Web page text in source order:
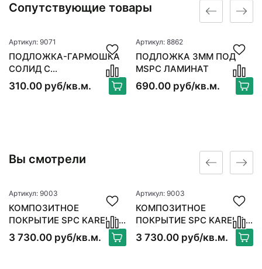
Сопутствующие товары
Артикул: 9071
ПОДЛОЖКА-ГАРМОШКА
СОЛИД С
ПАРОИЗОЛЯЦИЕЙ ANTI
SLIP
310.00 руб/кв.м.
Артикул: 8862
ПОДЛОЖКА 3ММ ПОД
MSPC ЛАМИНАТ
690.00 руб/кв.м.
Вы смотрели
Артикул: 9003
КОМПОЗИТНОЕ
ПОКРЫТИЕ SPC KARELIA
INSTRUMENTAL WOOD
HERRINGBONE
3 730.00 руб/кв.м.
Артикул: 9003
КОМПОЗИТНОЕ
ПОКРЫТИЕ SPC KARELIA
INSTRUMENTAL WOOD
HERRINGBONE
3 730.00 руб/кв.м.